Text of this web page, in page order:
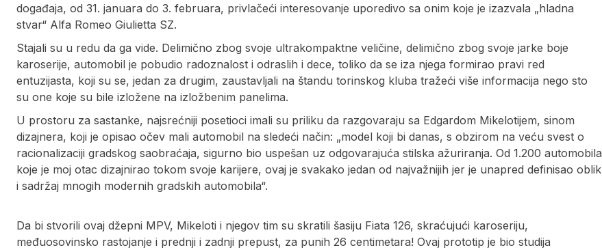
događaja, od 31. januara do 3. februara, privlačeći interesovanje uporedivo sa onim koje je izazvala „hladna
stvar“ Alfa Romeo Giulietta SZ.
Stajali su u redu da ga vide. Delimično zbog svoje ultrakompaktne veličine, delimično zbog svoje jarke boje
karoserije, automobil je pobudio radoznalost i odraslih i dece, toliko da se iza njega formirao pravi red
entuzijasta, koji su se, jedan za drugim, zaustavljali na štandu torinskog kluba tražeći više informacija nego sto
su one koje su bile izložene na izložbenim panelima.
U prostoru za sastanke, najsrećniji posetioci imali su priliku da razgovaraju sa Edgardom Mikelotijem, sinom
dizajnera, koji je opisao očev mali automobil na sledeći način: „model koji bi danas, s obzirom na veću svest o
racionalizaciji gradskog saobraćaja, sigurno bio uspešan uz odgovarajuća stilska ažuriranja. Od 1.200 automobila
koje je moj otac dizajnirao tokom svoje karijere, ovaj je svakako jedan od najvažnijih jer je unapred definisao oblik
i sadržaj mnogih modernih gradskih automobila“.
Da bi stvorili ovaj džepni MPV, Mikeloti i njegov tim su skratili šasiju Fiata 126, skraćujući karoseriju,
međuosovinsko rastojanje i prednji i zadnji prepust, za punih 26 centimetara! Ovaj prototip je bio studija